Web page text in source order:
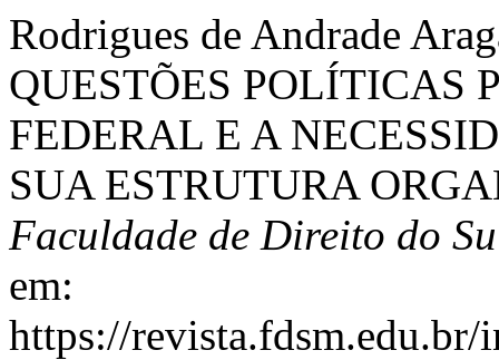
Rodrigues de Andrade
QUESTÕES POLÍTICAS
FEDERAL E A
SUA ESTRUTURA
Faculdade de Direito do
em:
https://